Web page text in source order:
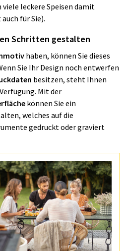
leckere Speisen damit
für Sie).
Schritten gestalten
haben, können Sie dieses
Sie Ihr Design noch entwerfen
besitzen, steht Ihnen
Mit der
können Sie ein
welches auf die
gedruckt oder graviert